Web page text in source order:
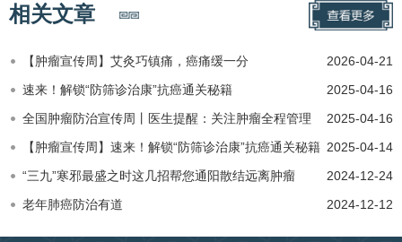
相关文章
2026-04-21
【肿瘤宣传周】艾灸巧镇痛，癌痛缓一分
2025-04-16
速来！解锁“防筛诊治康”抗癌通关秘籍
2025-04-16
全国肿瘤防治宣传周丨医生提醒：关注肿瘤全程管理
2025-04-14
【肿瘤宣传周】速来！解锁“防筛诊治康”抗癌通关秘籍
2024-12-24
“三九”寒邪最盛之时这几招帮您通阳散结远离肿瘤
2024-12-12
老年肺癌防治有道